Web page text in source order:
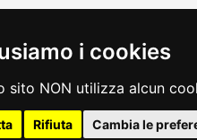
i cookies
sito NON utilizza alcun
Rifiuta Cambia le
piazza Unità d'Italia 1
legali | accessibilità rss